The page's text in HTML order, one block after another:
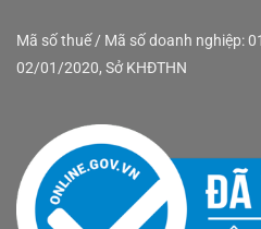
Mã số thuế / Mã số doanh nghiệp:
02/01/2020, Sở KHĐTHN